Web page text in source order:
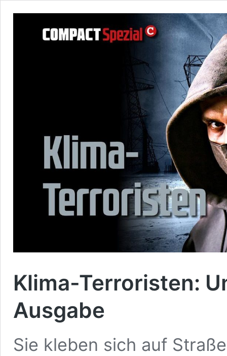
Klima-Terroristen:
Ausgabe
Sie kleben sich auf